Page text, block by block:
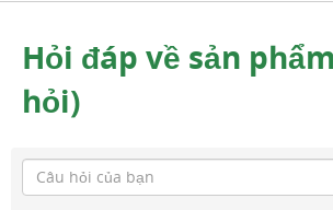
Hỏi đáp về sản
hỏi)